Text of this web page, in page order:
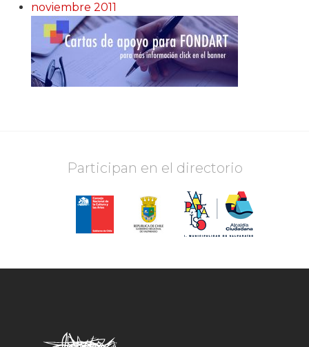
noviembre 2011
Participan en el directorio